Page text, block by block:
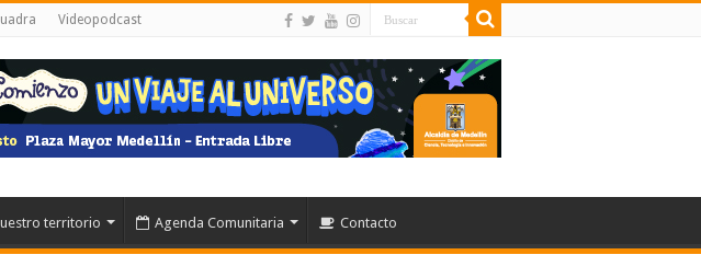
Videopodcast
territorio Agenda Comunitaria Contacto